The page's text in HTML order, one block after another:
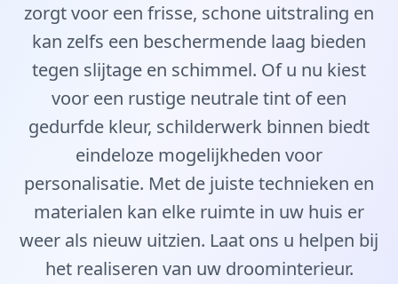
zorgt voor een frisse, schone uitstraling en
kan zelfs een beschermende laag bieden
tegen slijtage en schimmel. Of u nu kiest
voor een rustige neutrale tint of een
gedurfde kleur, schilderwerk binnen biedt
eindeloze mogelijkheden voor
personalisatie. Met de juiste technieken en
materialen kan elke ruimte in uw huis er
weer als nieuw uitzien. Laat ons u helpen bij
het realiseren van uw droominterieur.